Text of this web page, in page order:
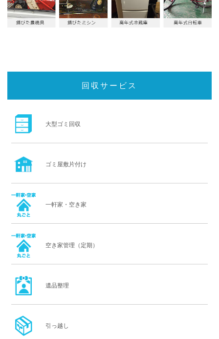
回収サービス
大型ゴミ回収
ゴミ屋敷片付け
一軒家・空き家
空き家管理（定期）
遺品整理
引っ越し